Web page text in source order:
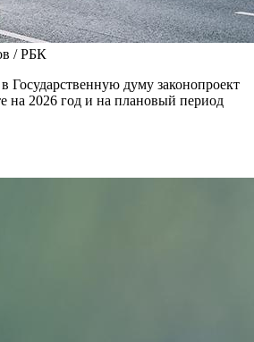
/ РБК
Государственную думу законопроект
на 2026 год и на плановый период